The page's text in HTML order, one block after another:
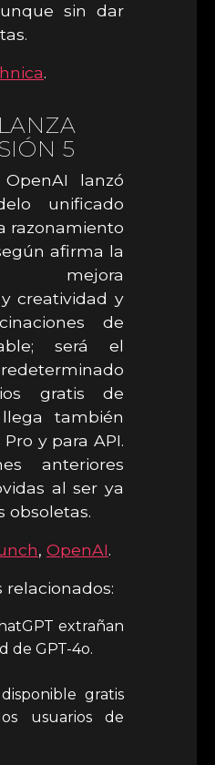
sin dar
.
5
OpenAI lanzó
unificado
razonamiento
afirma la
mejora
creatividad y
de
será el
gratis de
también
y para API.
anteriores
al ser ya
obsoletas.
, OpenAI.
relacionados:
extrañan
de GPT-4o.
gratis
usuarios de